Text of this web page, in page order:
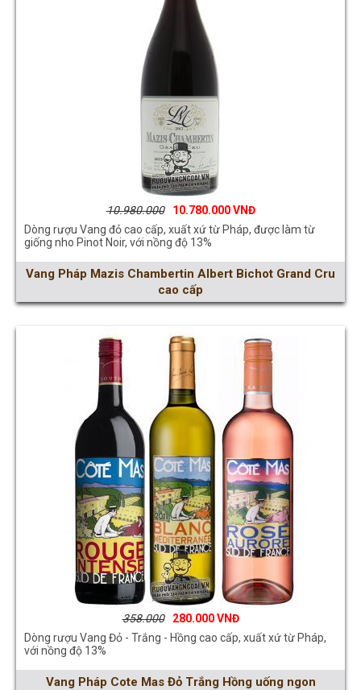
10.980.000
10.780.000
Dòng rượu Vang đỏ cao cấp, xuất xứ từ Pháp, được làm từ
giống nho Pinot Noir, với nồng độ 13%
Vang Pháp Mazis Chambertin Albert Bichot Grand Cru
cao cấp
358.000
280.000
Dòng rượu Vang Đỏ - Trắng - Hồng cao cấp, xuất xứ từ Pháp,
với nồng độ 13%
Vang Pháp Cote Mas Đỏ Trắng Hồng uống ngon